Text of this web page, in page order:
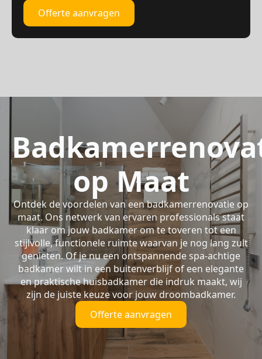
Offerte aanvragen
op Maat
Ontdek de voordelen van een badkamerrenovatie op
maat. Ons netwerk van ervaren professionals staat
klaar om jouw badkamer om te toveren tot een
stijlvolle, functionele ruimte waarvan je nog lang zult
genieten. Of je nu een ontspannende spa-achtige
badkamer wilt in een buitenverblijf of een elegante
en praktische huisbadkamer die indruk maakt, wij
zijn de juiste keuze voor jouw droombadkamer.
Offerte aanvragen